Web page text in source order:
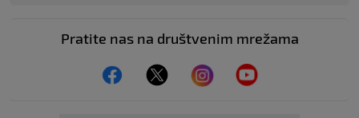
Pratite nas na društvenim mrežama